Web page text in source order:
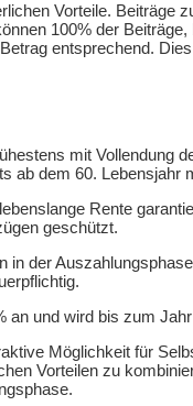
Vorteile. Beiträge
100% der
entsprechend.
mit Vollendung
ab dem 60. Lebensjahr
Rente
geschützt.
in der
an und wird bis zum
Möglichkeit für
Vorteilen zu